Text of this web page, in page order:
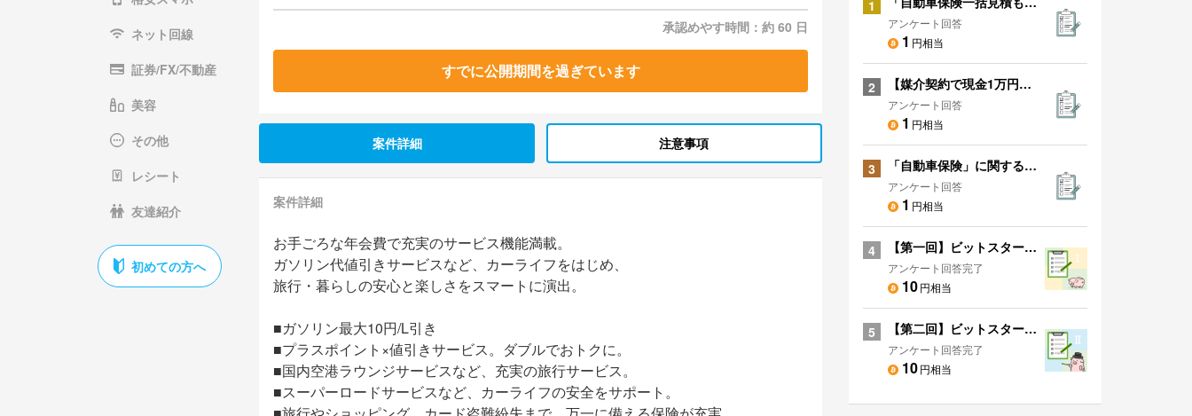
ネット回線
証券/FX/不動産
美容
その他
レシート
友達紹介
初めての方へ
承認めやす時間：約 60 日
すでに公開期間を過ぎています
案件詳細 注意事項
案件詳細
お手ごろな年会費で充実のサービス機能満載。
ガソリン代値引きサービスなど、カーライフをはじめ、
旅行・暮らしの安心と楽しさをスマートに演出。
■ガソリン最大10円/L引き
■プラスポイント×値引きサービス。ダブルでおトクに。
■国内空港ラウンジサービスなど、充実の旅行サービス。
■スーパーロードサービスなど、カーライフの安全をサポート。
1
アンケート回答
1 円相当
2 【媒介契約で現金1万円プレゼント】あなたのお家を無料で一括査定！
アンケート回答
1 円相当
3 「自動車保険」に関するアンケート
アンケート回答
1 円相当
4 【第一回】ビットスタートアンケート！
アンケート回答完了
10円相当
5 【第二回】ビットスタートアンケート！
アンケート回答完了
10円相当